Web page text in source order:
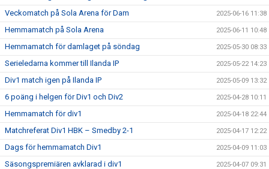
Veckomatch på Sola Arena för Dam 2025-06-16 11:38
Hemmamatch på Sola Arena 2025-06-11 10:48
Hemmamatch för damlaget på söndag 2025-05-30 08:33
Serieledarna kommer till Ilanda IP 2025-05-22 14:23
Div1 match igen på Ilanda IP 2025-05-09 13:32
6 poäng i helgen för Div1 och Div2 2025-04-28 10:11
Hemmamatch för div1 2025-04-18 22:44
Matchreferat Div1 HBK – Smedby 2-1 2025-04-17 12:22
Dags för hemmamatch Div1 2025-04-09 11:03
Säsongspremiären avklarad i div1 2025-04-07 09:31